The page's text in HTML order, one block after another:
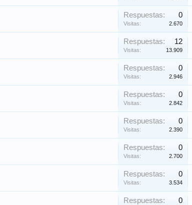
Respuestas: 0
Visitas: 2.670
Respuestas: 12
Visitas: 13.909
Respuestas: 0
Visitas: 2.946
Respuestas: 0
Visitas: 2.842
Respuestas: 0
Visitas: 2.390
Respuestas: 0
Visitas: 2.700
Respuestas: 0
Visitas: 3.534
Respuestas: 0